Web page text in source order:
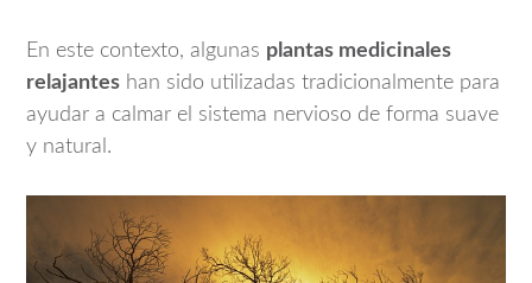
En este contexto, algunas plantas medicinales
relajantes han sido utilizadas tradicionalmente para
ayudar a calmar el sistema nervioso de forma suave
y natural.